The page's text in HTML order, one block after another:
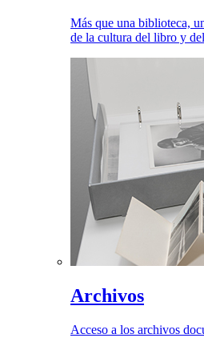
Más que una biblioteca,
de la cultura del libro y
Archivos
Acceso a los archivos